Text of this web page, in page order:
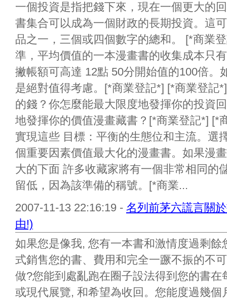
一個投資是指把錢下來，現在一個更大的
書集合可以成為一個財政的長期投資。這
品之一，三個或四個數字的總和。 [*商業
準，平均價值的一本漫畫書的收集成本只
撇帳額可高達 12點 50分開始值的100倍。
是絕對值得考慮。[*商業登記*] [*商業登記
的錢？你怎麼能最大限度地發揮你的投資
地發揮你的價值漫畫藏書？[*商業登記*] [*
實現這些 目標：平衡的生態位和主流。選
個重要因素價值最大化的漫畫書。如果漫
大的下面 許多收藏家將有一個非常相同的
留低，因為該準備的稱號。[*商業...
2007-11-13 22:16:19 - 名列前茅六謊言關
由!)
如果您是像我, 您有一本書和激情度過剩
式銷售您的書、費用和完全一蹶不振的不
做?您能到處亂跑在圈子設法得到您的書
或現代展覽, 和希望為收回。您能度過幾